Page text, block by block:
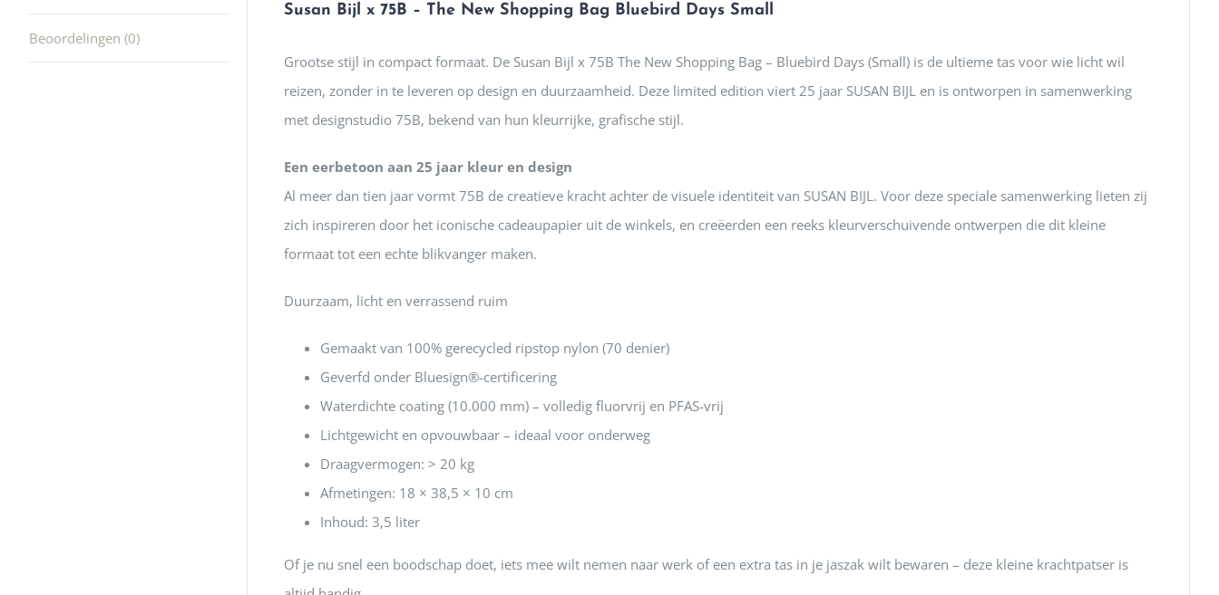
Beoordelingen (0)
Susan Bijl x 75B – The New Shopping Bag Bluebird Days Small
Grootse stijl in compact formaat. De Susan Bijl x 75B The New Shopping Bag – Bluebird Days (Small) is de ultieme tas voor wie licht wil
reizen, zonder in te leveren op design en duurzaamheid. Deze limited edition viert 25 jaar SUSAN BIJL en is ontworpen in samenwerking
met designstudio 75B, bekend van hun kleurrijke, grafische stijl.
Een eerbetoon aan 25 jaar kleur en design
Al meer dan tien jaar vormt 75B de creatieve kracht achter de visuele identiteit van SUSAN BIJL. Voor deze speciale samenwerking lieten zij
zich inspireren door het iconische cadeaupapier uit de winkels, en creëerden een reeks kleurverschuivende ontwerpen die dit kleine
formaat tot een echte blikvanger maken.
Duurzaam, licht en verrassend ruim
Gemaakt van 100% gerecycled ripstop nylon (70 denier)
Geverfd onder Bluesign®-certificering
Waterdichte coating (10.000 mm) – volledig fluorvrij en PFAS-vrij
Lichtgewicht en opvouwbaar – ideaal voor onderweg
Draagvermogen: > 20 kg
Afmetingen: 18 × 38,5 × 10 cm
Inhoud: 3,5 liter
Of je nu snel een boodschap doet, iets mee wilt nemen naar werk of een extra tas in je jaszak wilt bewaren – deze kleine krachtpatser is